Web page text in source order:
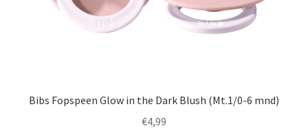
Bibs Fopspeen Glow in the Dark Blush (Mt.1/0-6 mnd)
€4,99